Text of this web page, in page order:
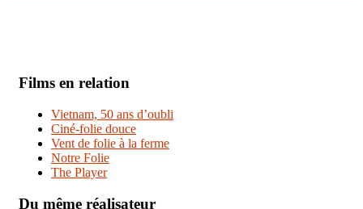
Films en relation
Vietnam, 50 ans d’oubli
Ciné-folie douce
Vent de folie à la ferme
Notre Folie
The Player
Du même réalisateur